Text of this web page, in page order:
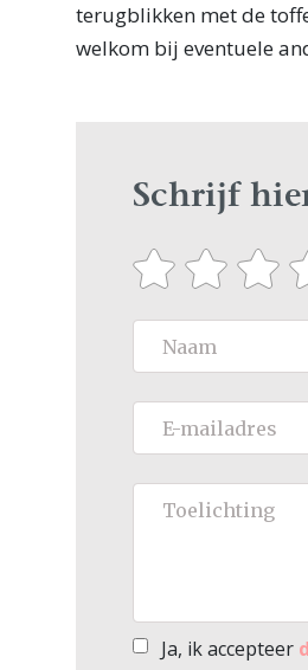
terugblikken met de
welkom bij eventuele
Schrijf
Ja, ik accepteer